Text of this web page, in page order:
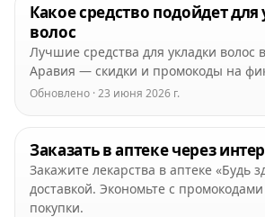
Какое средство подойдет для
волос
Лучшие средства для укладки волос
Аравия — скидки и промокоды на
Обновлено · 23 июня 2026 г.
Заказать в аптеке через
Закажите лекарства в аптеке «Будь
доставкой. Экономьте с
покупки.